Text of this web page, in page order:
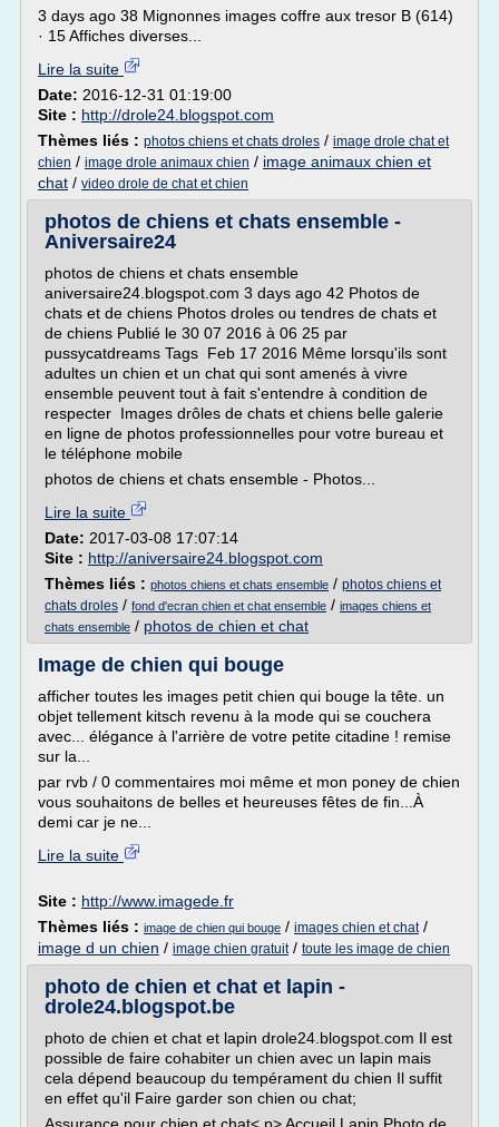
3 days ago 38 Mignonnes images coffre aux tresor B (614)
· 15 Affiches diverses...
Lire la suite
Date: 2016-12-31 01:19:00
Site : http://drole24.blogspot.com
Thèmes liés : photos chiens et chats droles / image drole chat et
chien / image drole animaux chien / image animaux chien et
chat / video drole de chat et chien
photos de chiens et chats ensemble -
Aniversaire24
photos de chiens et chats ensemble
aniversaire24.blogspot.com 3 days ago 42 Photos de
chats et de chiens Photos droles ou tendres de chats et
de chiens Publié le 30 07 2016 à 06 25 par
pussycatdreams Tags Feb 17 2016 Même lorsqu'ils sont
adultes un chien et un chat qui sont amenés à vivre
ensemble peuvent tout à fait s'entendre à condition de
respecter Images drôles de chats et chiens belle galerie
en ligne de photos professionnelles pour votre bureau et
le téléphone mobile
photos de chiens et chats ensemble - Photos...
Lire la suite
Date: 2017-03-08 17:07:14
Site : http://aniversaire24.blogspot.com
Thèmes liés : photos chiens et chats ensemble / photos chiens et
chats droles / fond d'ecran chien et chat ensemble / images chiens et
chats ensemble / photos de chien et chat
Image de chien qui bouge
afficher toutes les images petit chien qui bouge la tête. un
objet tellement kitsch revenu à la mode qui se couchera
avec... élégance à l'arrière de votre petite citadine ! remise
sur la...
par rvb / 0 commentaires moi même et mon poney de chien
vous souhaitons de belles et heureuses fêtes de fin...À
demi car je ne...
Lire la suite
Site : http://www.imagede.fr
Thèmes liés : image de chien qui bouge / images chien et chat/
image d un chien / image chien gratuit/ toute les image de chien
photo de chien et chat et lapin -
drole24.blogspot.be
photo de chien et chat et lapin drole24.blogspot.com Il est
possible de faire cohabiter un chien avec un lapin mais
cela dépend beaucoup du tempérament du chien Il suffit
en effet qu'il Faire garder son chien ou chat;